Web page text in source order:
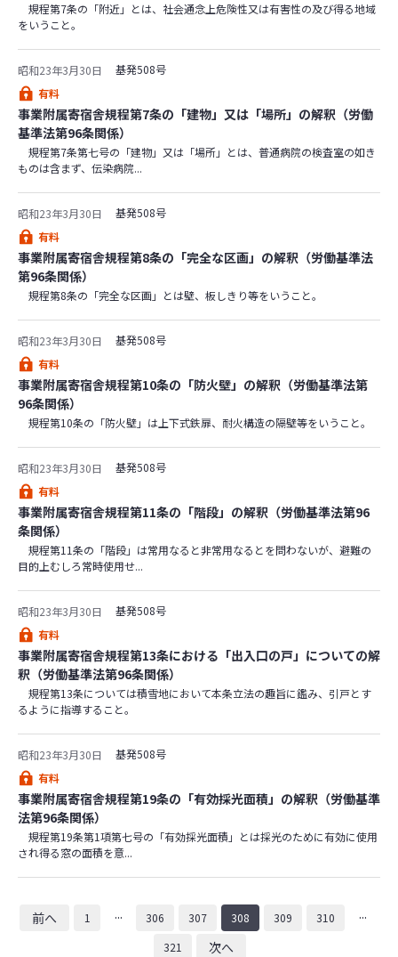
規程第7条の「附近」とは、社会通念上危険性又は有害性の及び得る地域
をいうこと。
昭和23年3月30日
基発508号
有料
事業附属寄宿舎規程第7条の「建物」又は「場所」の解釈（労働
基準法第96条関係）
規程第7条第七号の「建物」又は「場所」とは、普通病院の検査室の如き
ものは含まず、伝染病院...
昭和23年3月30日
基発508号
有料
事業附属寄宿舎規程第8条の「完全な区画」の解釈（労働基準法
第96条関係）
規程第8条の「完全な区画」とは壁、板しきり等をいうこと。
昭和23年3月30日
基発508号
有料
事業附属寄宿舎規程第10条の「防火壁」の解釈（労働基準法第
96条関係）
規程第10条の「防火壁」は上下式鉄扉、耐火構造の隔壁等をいうこと。
昭和23年3月30日
基発508号
有料
事業附属寄宿舎規程第11条の「階段」の解釈（労働基準法第96
条関係）
規程第11条の「階段」は常用なると非常用なるとを問わないが、避難の
目的上むしろ常時使用せ...
昭和23年3月30日
基発508号
有料
事業附属寄宿舎規程第13条における「出入口の戸」についての解
釈（労働基準法第96条関係）
規程第13条については積雪地において本条立法の趣旨に鑑み、引戸とす
るように指導すること。
昭和23年3月30日
基発508号
有料
事業附属寄宿舎規程第19条の「有効採光面積」の解釈（労働基準
法第96条関係）
規程第19条第1項第七号の「有効採光面積」とは採光のために有効に使用
され得る窓の面積を意...
前へ 1 ... 306 307 308 309 310 ...
321 次へ